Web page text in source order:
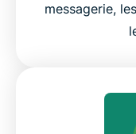
messagerie,